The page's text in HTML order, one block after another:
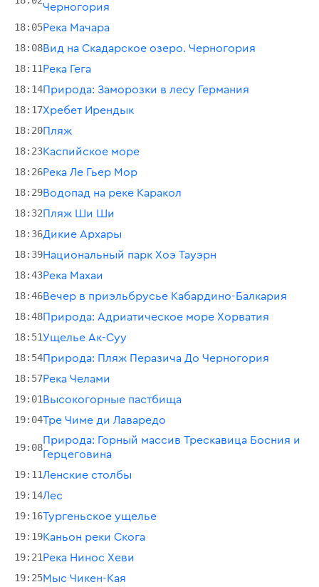
Черногория
18:05Река Мачара
18:08Вид на Скадарское озеро. Черногория
18:11Река Гега
18:14Природа: Заморозки в лесу Германия
18:17Хребет Ирендык
18:20Пляж
18:23Каспийское море
18:26Река Ле Гьер Мор
18:29Водопад на реке Каракол
18:32Пляж Ши Ши
18:36Дикие Архары
18:39Национальный парк Хоэ Тауэрн
18:43Река Махаи
18:46Вечер в приэльбрусье Кабардино-Балкария
18:48Природа: Адриатическое море Хорватия
18:51Ущелье Ак-Суу
18:54Природа: Пляж Перазича До Черногория
18:57Река Челами
19:01Высокогорные пастбища
19:04Тре Чиме ди Лаваредо
19:08
Природа: Горный массив Трескавица Босния и
Герцеговина
19:11Ленские столбы
19:14Лес
19:16Тургеньское ущелье
19:19Каньон реки Скога
19:21Река Нинос Хеви
19:25Мыс Чикен-Кая